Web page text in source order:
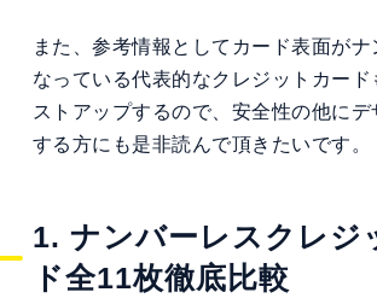
また、参考情報としてカード表面がナ
なっている代表的なクレジットカード
ストアップするので、安全性の他にデ
する方にも是非読んで頂きたいです。
1. ナンバーレスクレジ
ド全11枚徹底比較